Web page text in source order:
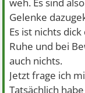
Gelenke
Es ist nichts
Ruhe und bei
auch nichts.
Jetzt frage ich
Tatsächlich